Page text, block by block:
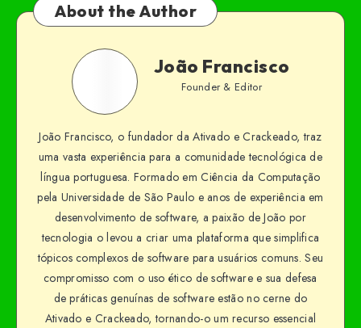
About the Author
João Francisco
Founder & Editor
João Francisco, o fundador da Ativado e Crackeado, traz
uma vasta experiência para a comunidade tecnológica de
língua portuguesa. Formado em Ciência da Computação
pela Universidade de São Paulo e anos de experiência em
desenvolvimento de software, a paixão de João por
tecnologia o levou a criar uma plataforma que simplifica
tópicos complexos de software para usuários comuns. Seu
compromisso com o uso ético de software e sua defesa
de práticas genuínas de software estão no cerne do
Ativado e Crackeado, tornando-o um recurso essencial